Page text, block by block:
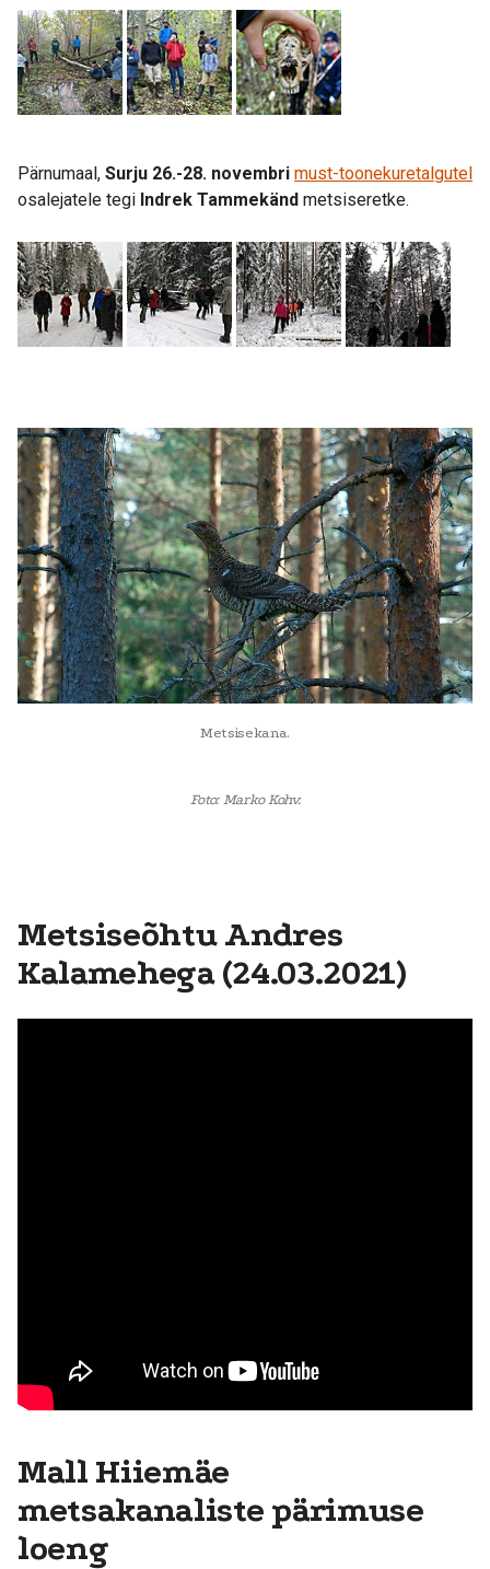
Pärnumaal, Surju 26.-28. novembri must-toonekuretalgutel
osalejatele tegi Indrek Tammekänd metsiseretke.
Metsisekana.
Foto: Marko Kohv.
Metsiseõhtu Andres
Kalamehega (24.03.2021)
Mall Hiiemäe
metsakanaliste pärimuse
loeng